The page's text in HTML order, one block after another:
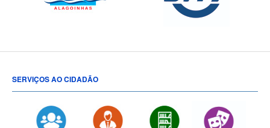
SERVIÇOS AO CIDADÃO